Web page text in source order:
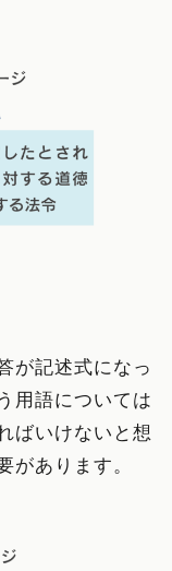
が記述式になっ
用語については
ばいけないと想
があります。